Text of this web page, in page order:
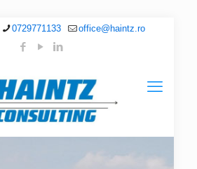
0729771133 office@haintz.ro